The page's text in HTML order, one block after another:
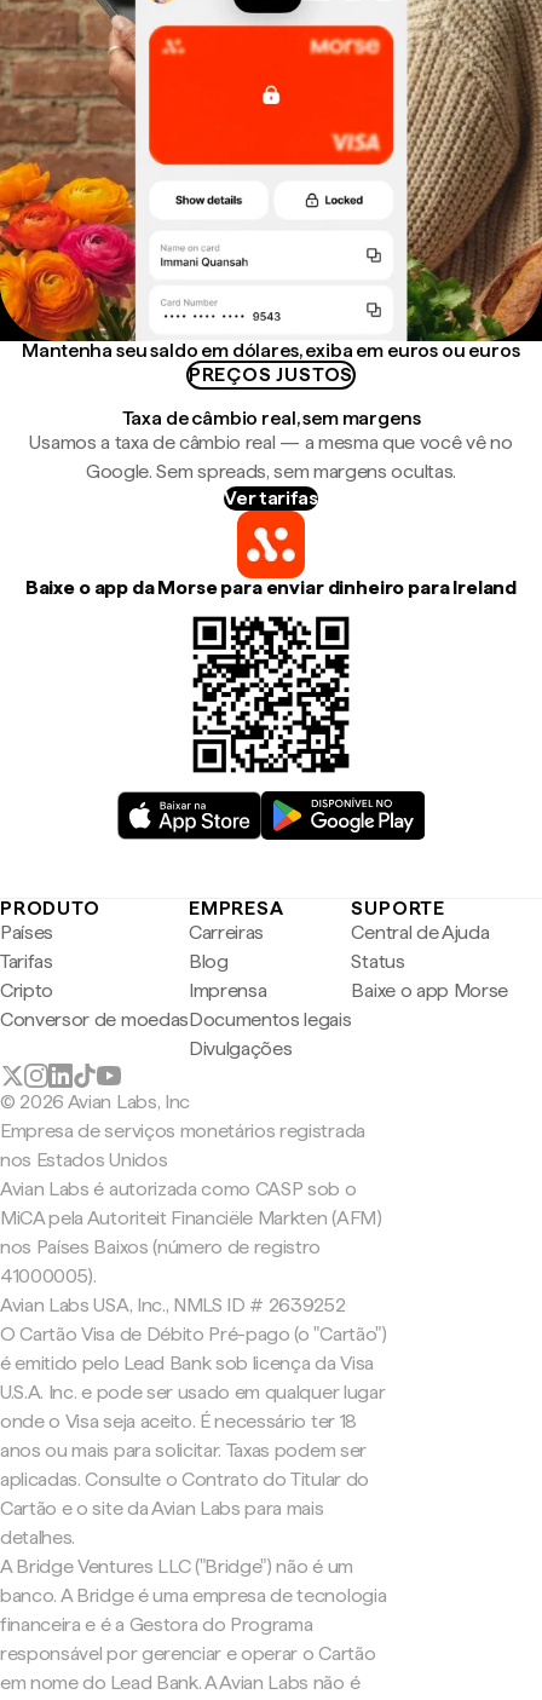
Mantenha seu saldo em dólares, exiba em euros ou euros
PREÇOS JUSTOS
Taxa de câmbio real, sem margens
Usamos a taxa de câmbio real — a mesma que você vê no
Google. Sem spreads, sem margens ocultas.
Ver tarifas
Baixe o app da Morse para enviar dinheiro para Ireland
PRODUTO
Países
Tarifas
Cripto
Conversor de moedas
EMPRESA
Carreiras
Blog
Imprensa
Documentos legais
Divulgações
SUPORTE
Central de Ajuda
Status
Baixe o app Morse
© 2026 Avian Labs, Inc
Empresa de serviços monetários registrada
nos Estados Unidos
Avian Labs é autorizada como CASP sob o
MiCA pela Autoriteit Financiële Markten (AFM)
nos Países Baixos (número de registro
41000005).
Avian Labs USA, Inc., NMLS ID # 2639252
O Cartão Visa de Débito Pré-pago (o "Cartão")
é emitido pelo Lead Bank sob licença da Visa
U.S.A. Inc. e pode ser usado em qualquer lugar
onde o Visa seja aceito. É necessário ter 18
anos ou mais para solicitar. Taxas podem ser
aplicadas. Consulte o Contrato do Titular do
Cartão e o site da Avian Labs para mais
detalhes.
A Bridge Ventures LLC ("Bridge") não é um
banco. A Bridge é uma empresa de tecnologia
financeira e é a Gestora do Programa
responsável por gerenciar e operar o Cartão
em nome do Lead Bank. A Avian Labs não é